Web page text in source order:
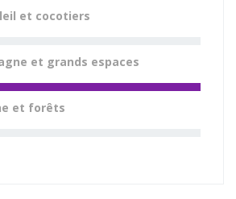
et cocotiers
et grands espaces
et forêts